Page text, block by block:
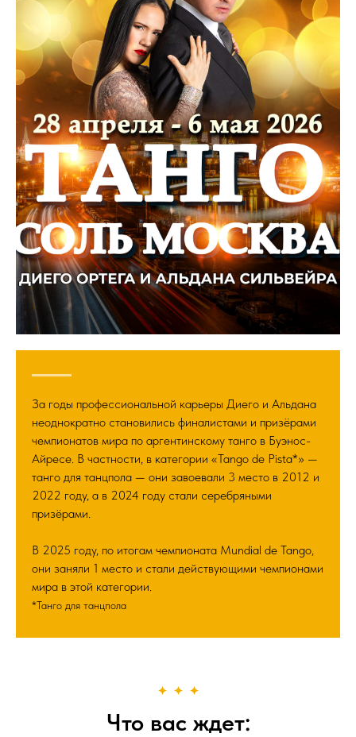
За годы профессиональной карьеры Диего и Альдана
неоднократно становились финалистами и призёрами
чемпионатов мира по аргентинскому танго в Буэнос-
Айресе. В частности, в категории «Tango de Pista*» —
танго для танцпола — они завоевали 3 место в 2012 и
2022 году, а в 2024 году стали серебряными
призёрами.
В 2025 году, по итогам чемпионата Mundial de Tango,
они заняли 1 место и стали действующими чемпионами
мира в этой категории.
*Танго для танцпола
Что вас ждет: